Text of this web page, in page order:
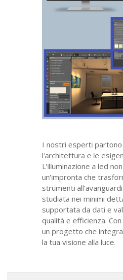
I nostri esperti
l'architettura e le
L'illuminazione a led
un'impronta che
strumenti
studiata nei minimi
supportata da dati e
qualità e efficienza.
un progetto che
la tua visione alla luce.